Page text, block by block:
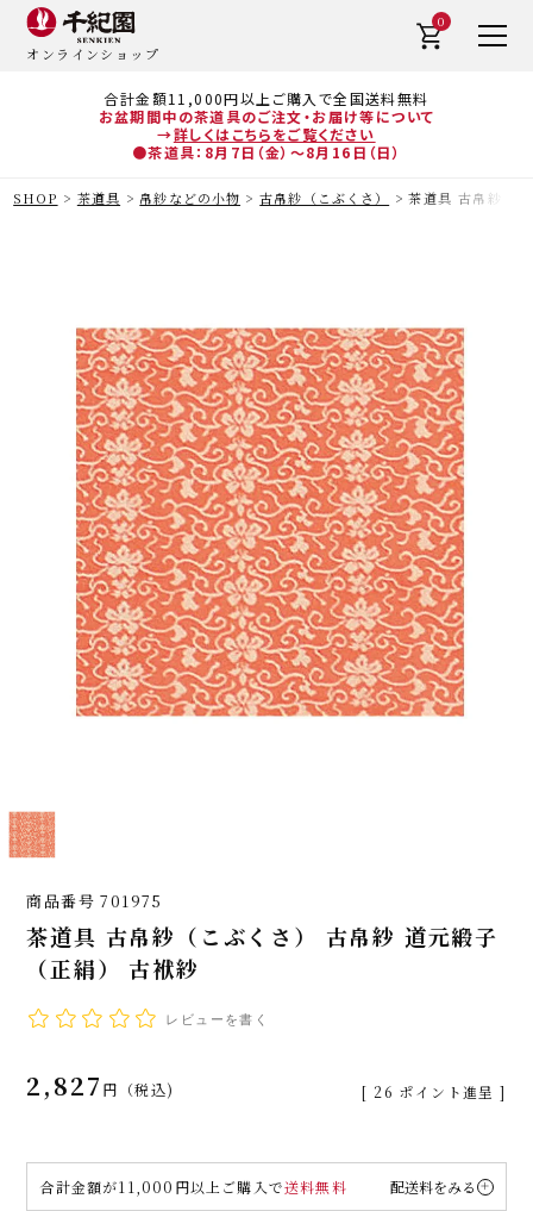
合計金額11,000円以上ご購入で全国送料無料
お盆期間中の茶道具のご注文・お届け等について
→詳しくはこちらをご覧ください
●茶道具：8月7日（金）～8月16日（日）
オンラインショップ
0
SHOP 茶道具 帛紗などの小物 古帛紗（こぶくさ） 茶道具 古帛紗（
商品番号 701975
茶道具 古帛紗（こぶくさ） 古帛紗 道元緞子
（正絹） 古袱紗
レビューを書く
2,827 税込 [ 26 ポイント進呈 ]
合計金額が11,000円以上ご購入で送料無料 配送料をみる